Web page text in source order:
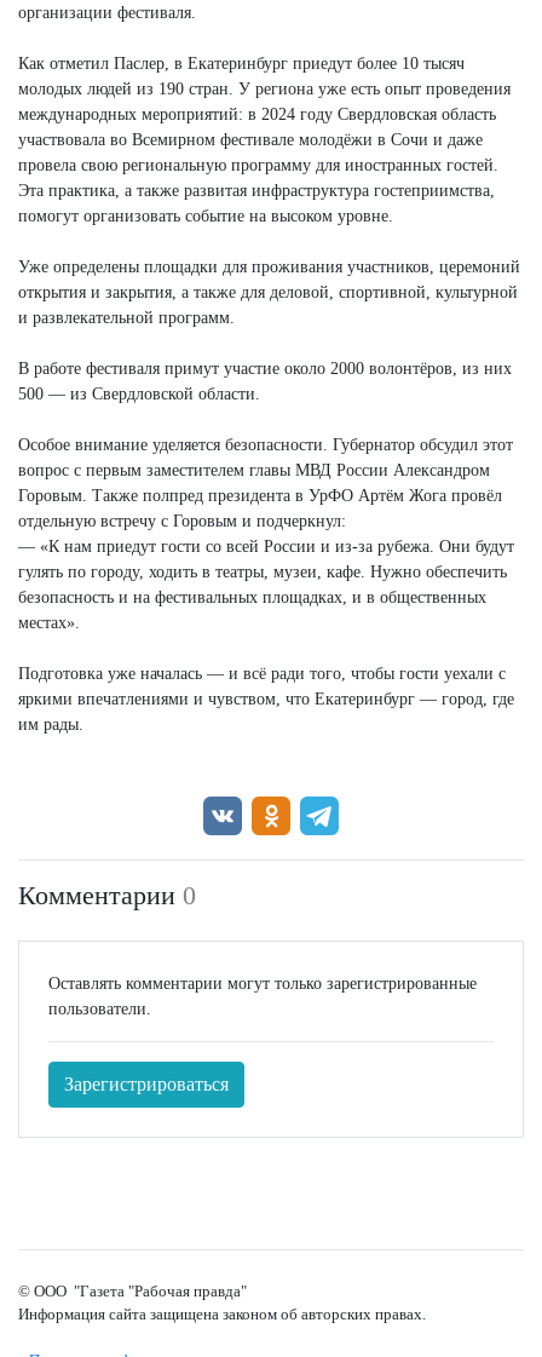
организации фестиваля.
Как отметил Паслер, в Екатеринбург приедут более 10 тысяч
молодых людей из 190 стран. У региона уже есть опыт проведения
международных мероприятий: в 2024 году Свердловская область
участвовала во Всемирном фестивале молодёжи в Сочи и даже
провела свою региональную программу для иностранных гостей.
Эта практика, а также развитая инфраструктура гостеприимства,
помогут организовать событие на высоком уровне.
Уже определены площадки для проживания участников, церемоний
открытия и закрытия, а также для деловой, спортивной, культурной
и развлекательной программ.
В работе фестиваля примут участие около 2000 волонтёров, из них
500 — из Свердловской области.
Особое внимание уделяется безопасности. Губернатор обсудил этот
вопрос с первым заместителем главы МВД России Александром
Горовым. Также полпред президента в УрФО Артём Жога провёл
отдельную встречу с Горовым и подчеркнул:
— «К нам приедут гости со всей России и из-за рубежа. Они будут
гулять по городу, ходить в театры, музеи, кафе. Нужно обеспечить
безопасность и на фестивальных площадках, и в общественных
местах».
Подготовка уже началась — и всё ради того, чтобы гости уехали с
яркими впечатлениями и чувством, что Екатеринбург — город, где
им рады.
Комментарии 0
Оставлять комментарии могут только зарегистрированные
пользователи.
Зарегистрироваться
© ООО "Газета "Рабочая правда"
Информация сайта защищена законом об авторских правах.